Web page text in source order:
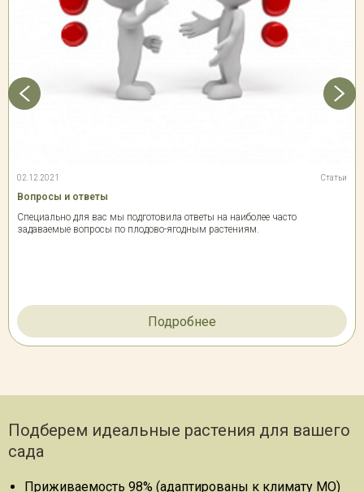
02.12.2021 Статьи
Вопросы и ответы
Специально для вас мы подготовила ответы на наиболее часто
задаваемые вопросы по плодово-ягодным растениям.
Подробнее
Подберем идеальные растения для вашего
сада
Приживаемость 98% (адаптированы к климату МО)